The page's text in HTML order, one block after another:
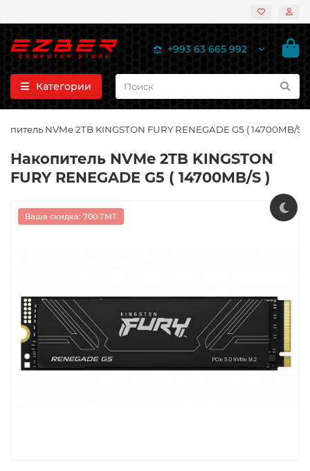
+993 63 665 992
Категории
NVMe 2TB KINGSTON FURY RENEGADE G5 ( 14700MB/S )
Накопитель NVMe 2TB KINGSTON
FURY RENEGADE G5 ( 14700MB/S )
Ваша скидка: 700 TMT